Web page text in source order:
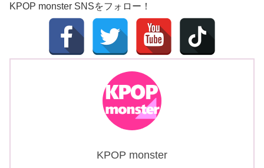
KPOP monster SNSをフォロー！
KPOP monster